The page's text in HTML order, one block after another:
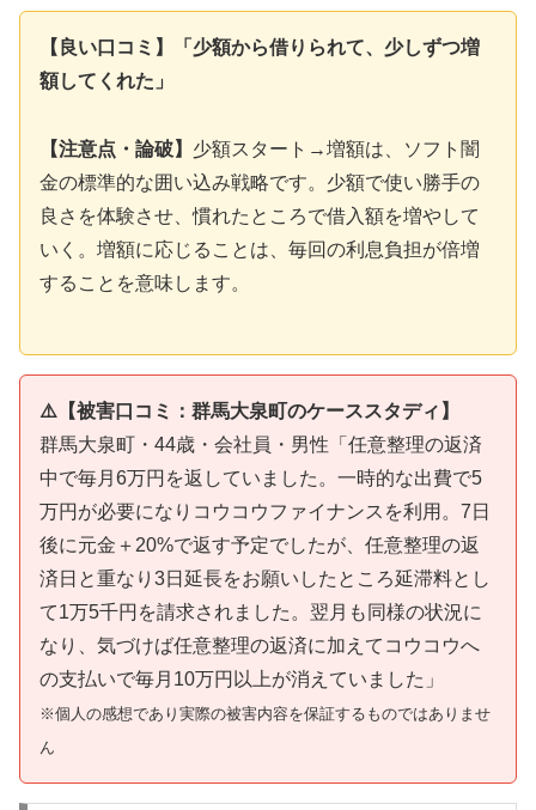
【良い口コミ】「少額から借りられて、少しずつ増
額してくれた」
【注意点・論破】 少額スタート→増額は、ソフト闇
金の標準的な囲い込み戦略です。少額で使い勝手の
良さを体験させ、慣れたところで借入額を増やして
いく。増額に応じることは、毎回の利息負担が倍増
することを意味します。
⚠️【被害口コミ：群馬大泉町のケーススタディ】
群馬大泉町・44歳・会社員・男性「任意整理の返済
中で毎月6万円を返していました。一時的な出費で5
万円が必要になりコウコウファイナンスを利用。7日
後に元金＋20%で返す予定でしたが、任意整理の返
済日と重なり3日延長をお願いしたところ延滞料とし
て1万5千円を請求されました。翌月も同様の状況に
なり、気づけば任意整理の返済に加えてコウコウへ
の支払いで毎月10万円以上が消えていました」
※個人の感想であり実際の被害内容を保証するものではありませ
ん